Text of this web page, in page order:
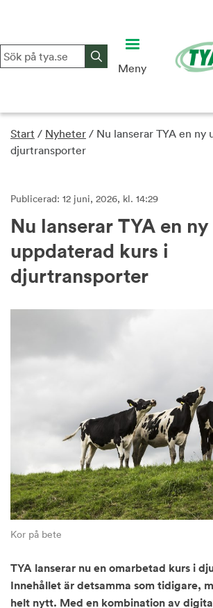
content
Meny
Start / Nyheter / Nu lanserar TYA en ny
djurtransporter
Publicerad: 12 juni, 2026, kl. 14:29
Nu lanserar TYA en ny
uppdaterad kurs i
djurtransporter
Kor på bete
TYA lanserar nu en omarbetad kurs i
Innehållet är detsamma som tidigare,
helt nytt. Med en kombination av